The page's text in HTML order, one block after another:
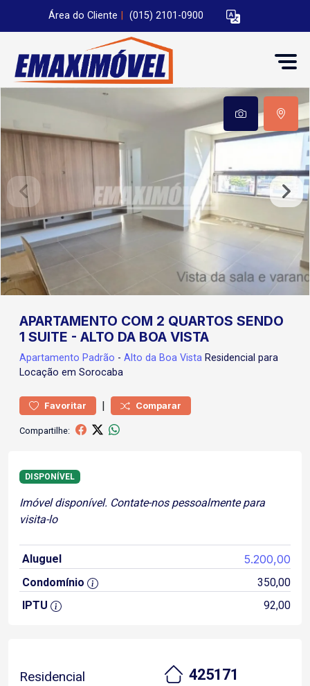
Área do Cliente (015) 2101-0900
APARTAMENTO COM 2 QUARTOS SENDO
1 SUITE - ALTO DA BOA VISTA
Apartamento Padrão - Alto da Boa Vista Residencial para
Locação em Sorocaba
Favoritar | Comparar
Compartilhe:
DISPONÍVEL
Imóvel disponível. Contate-nos pessoalmente para
visita-lo
Aluguel 5.200,00
Condomínio
350,00
IPTU
92,00
Residencial 425171